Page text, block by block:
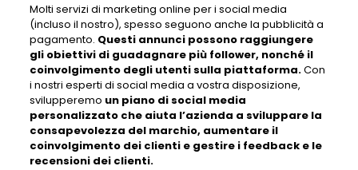
Molti servizi di marketing online per i social media
(incluso il nostro), spesso seguono anche la pubblicità a
pagamento. Questi annunci possono raggiungere
gli obiettivi di guadagnare più follower, nonché il
coinvolgimento degli utenti sulla piattaforma.Con
i nostri esperti di social media a vostra disposizione,
svilupperemo un piano di social media
personalizzato che aiuta l’azienda a sviluppare la
consapevolezza del marchio, aumentare il
coinvolgimento dei clienti e gestire i feedback e le
recensioni dei clienti.